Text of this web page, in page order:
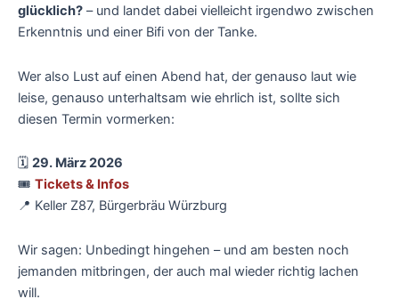
glücklich? – und landet dabei vielleicht irgendwo zwischen
Erkenntnis und einer Bifi von der Tanke.
Wer also Lust auf einen Abend hat, der genauso laut wie
leise, genauso unterhaltsam wie ehrlich ist, sollte sich
diesen Termin vormerken:
🗓 29. März 2026
🎟 Tickets & Infos
📍 Keller Z87, Bürgerbräu Würzburg
Wir sagen: Unbedingt hingehen – und am besten noch
jemanden mitbringen, der auch mal wieder richtig lachen
will.